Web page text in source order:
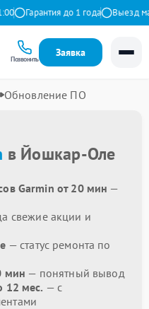
Гарантия до 1 года Выезд
Позвонить
Заявка
Обновление ПО
в Йошкар-Оле
Garmin от 20 мин —
свежие акции и
— статус ремонта по
мин — понятный вывод
12 мес. — с